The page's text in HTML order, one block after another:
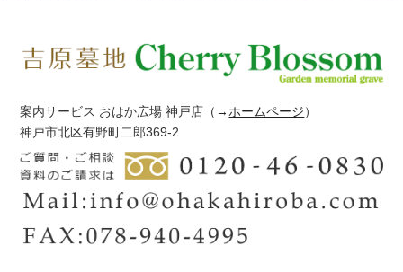
案内サービス おはか広場 神戸店 （→ ホームページ）
神戸市北区有野町二郎369-2